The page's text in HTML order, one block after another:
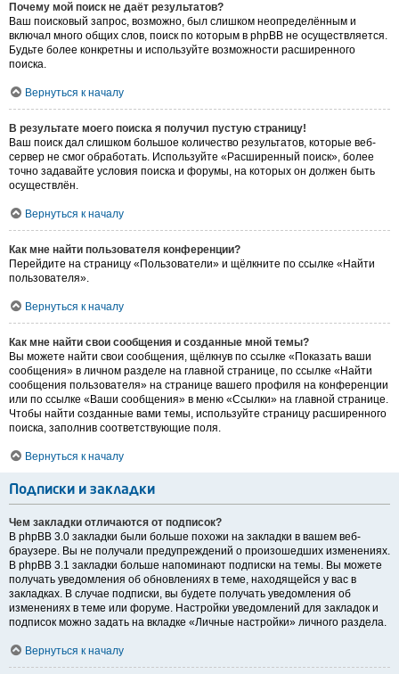
Почему мой поиск не даёт результатов?
Ваш поисковый запрос, возможно, был слишком неопределённым и
включал много общих слов, поиск по которым в phpBB не осуществляется.
Будьте более конкретны и используйте возможности расширенного
поиска.
Вернуться к началу
В результате моего поиска я получил пустую страницу!
Ваш поиск дал слишком большое количество результатов, которые веб-
сервер не смог обработать. Используйте «Расширенный поиск», более
точно задавайте условия поиска и форумы, на которых он должен быть
осуществлён.
Вернуться к началу
Как мне найти пользователя конференции?
Перейдите на страницу «Пользователи» и щёлкните по ссылке «Найти
пользователя».
Вернуться к началу
Как мне найти свои сообщения и созданные мной темы?
Вы можете найти свои сообщения, щёлкнув по ссылке «Показать ваши
сообщения» в личном разделе на главной странице, по ссылке «Найти
сообщения пользователя» на странице вашего профиля на конференции
или по ссылке «Ваши сообщения» в меню «Ссылки» на главной странице.
Чтобы найти созданные вами темы, используйте страницу расширенного
поиска, заполнив соответствующие поля.
Вернуться к началу
Подписки и закладки
Чем закладки отличаются от подписок?
В phpBB 3.0 закладки были больше похожи на закладки в вашем веб-
браузере. Вы не получали предупреждений о произошедших изменениях.
В phpBB 3.1 закладки больше напоминают подписки на темы. Вы можете
получать уведомления об обновлениях в теме, находящейся у вас в
закладках. В случае подписки, вы будете получать уведомления об
изменениях в теме или форуме. Настройки уведомлений для закладок и
подписок можно задать на вкладке «Личные настройки» личного раздела.
Вернуться к началу